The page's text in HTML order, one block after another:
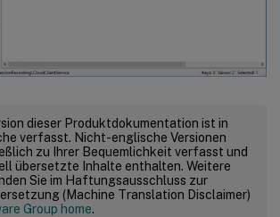
dieser Produktdokumentation ist in
verfasst. Nicht-englische Versionen
zu Ihrer Bequemlichkeit verfasst und
übersetzte Inhalte enthalten. Weitere
Sie im Haftungsausschluss zur
(Machine Translation Disclaimer)
Group home.